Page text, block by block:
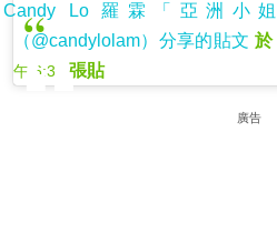
Candy Lo 羅霖「亞洲小
（@candylolam）分享的貼文 於
午 6:36
張貼
廣告